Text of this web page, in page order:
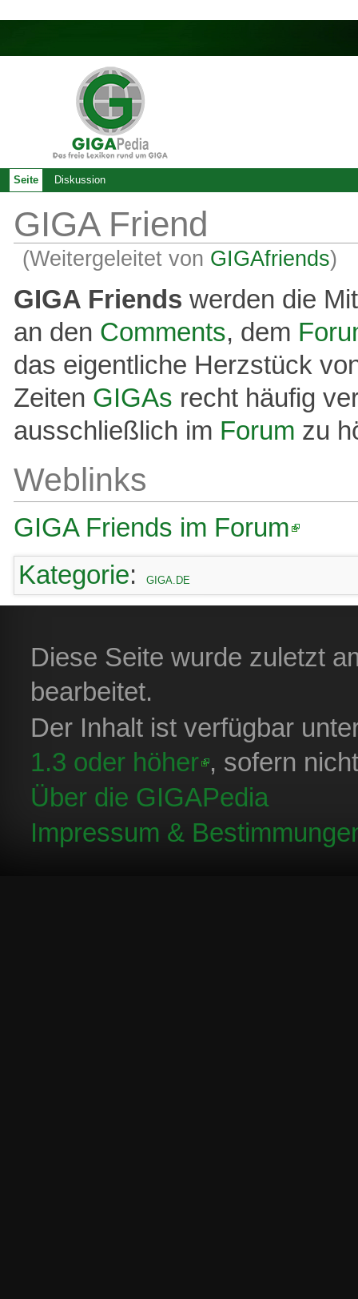
GIGA Friend
(Weitergeleitet von GIGAfriends)
GIGA Friends werden die
an den Comments, dem
das eigentliche Herzstück
Zeiten GIGAs recht häufig
ausschließlich im Forum zu
Weblinks
GIGA Friends im Forum
Kategorie: GIGA.DE
Seite Diskussion
Diese Seite wurde zuletzt
bearbeitet.
Der Inhalt ist verfügbar
1.3 oder höher , sofern
Über die GIGAPedia
Impressum &